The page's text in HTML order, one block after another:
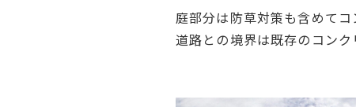
庭部分は防草対策も含めてコ
道路との境界は既存のコン